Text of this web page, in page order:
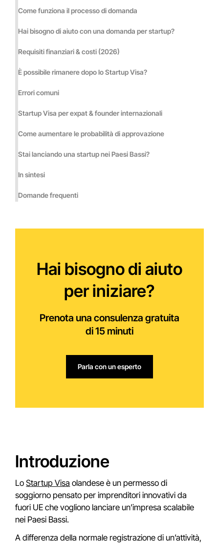
Introduzione
LoStartup Visa olandese è un permesso di
soggiorno pensato per imprenditori innovativi da
fuori UE che vogliono lanciare un’impresa scalabile
nei Paesi Bassi.
A differenza della normale registrazione di un’attività,
Come funziona il processo di domanda
Hai bisogno di aiuto con una domanda per startup?
Requisiti finanziari & costi (2026)
È possibile rimanere dopo lo Startup Visa?
Errori comuni
Startup Visa per expat & founder internazionali
Come aumentare le probabilità di approvazione
Stai lanciando una startup nei Paesi Bassi?
In sintesi
Domande frequenti
Hai bisogno di aiuto
per iniziare?
Prenota una consulenza gratuita
di 15 minuti
Parla con un esperto